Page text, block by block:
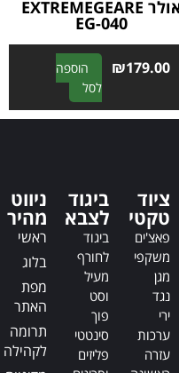
אולר EXTREMEGEARE
EG-040
₪179.00
הוספה
לסל
A
l
t
ציוד
טקטי
פאצ'ים
משקפי
מגן
נגד
ירי
ערכות
עזרה
ביגוד
לצבא
ביגוד
לחורף
מעיל
וסט
פוך
סינטטי
פליזים
ניווט
מהיר
ראשי
בלוג
מפת
האתר
תרומה
לקהילה